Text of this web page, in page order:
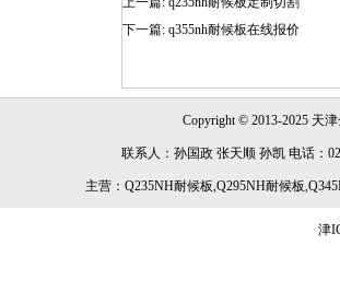
下一篇: q355nh耐候板在线报价
Copyright © 2013-2025 天津
联系人：孙国政 张天顺 孙凯 电话：
主营：Q235NH耐候板,Q295NH耐候板
津